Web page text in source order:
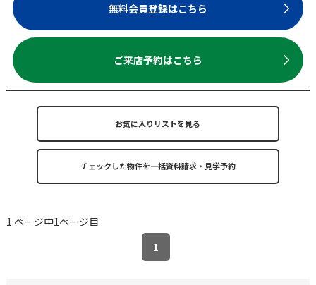
無料会員登録はこちら
ご来店予約はこちら
お気に入りリストを見る
1 ページ中1ページ目
1